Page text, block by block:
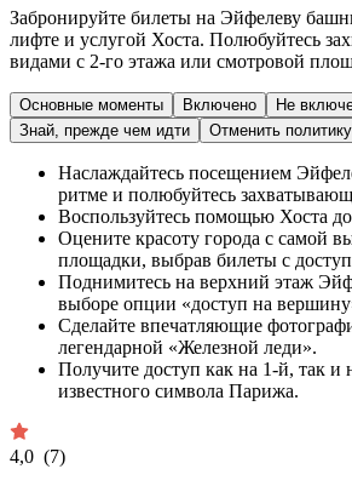
Забронируйте билеты на Эйфелеву
лифте и услугой Хоста. Полюбуйтесь
видами с 2-го этажа или смотровой
Основные моменты Включено
Не
Знай, прежде чем идти
Отменить политику
Наслаждайтесь посещением
ритме и полюбуйтесь
Воспользуйтесь помощью Хоста
Оцените красоту города с самой
площадки, выбрав билеты с
Поднимитесь на верхний этаж
выборе опции «доступ на
Сделайте впечатляющие
легендарной «Железной леди».
Получите доступ как на 1-й, так и
известного символа Парижа.
4,0 (7)